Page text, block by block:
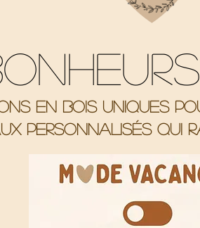
en bois uniques
personnalisés